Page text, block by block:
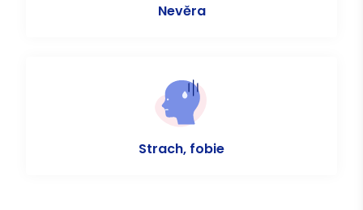
Nevěra
Strach, fobie